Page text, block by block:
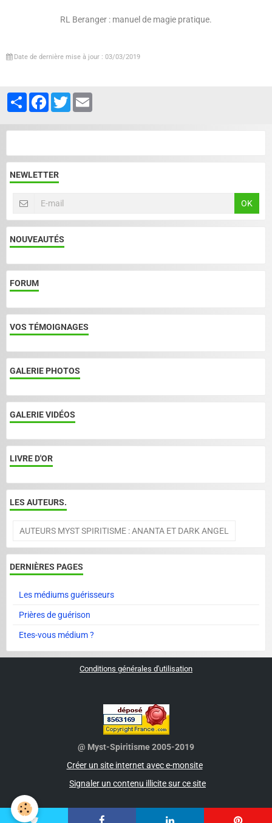
RL Beranger : manuel de magie pratique.
Date de dernière mise à jour : 03/03/2019
PartagerFacebook
Twitter
NEWLETTER
OK
NOUVEAUTÉS
FORUM
VOS TÉMOIGNAGES
GALERIE PHOTOS
GALERIE VIDÉOS
LIVRE D'OR
LES AUTEURS.
AUTEURS MYST SPIRITISME : ANANTA ET DARK ANGEL
DERNIÈRES PAGES
Les médiums guérisseurs
Prières de guérison
Etes-vous médium ?
Conditions générales d'utilisation
@ Myst-Spiritisme 2005-2019
Créer un site internet avec e-monsite
Signaler un contenu illicite sur ce site